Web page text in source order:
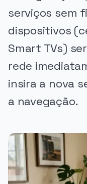
serviços sem
dispositivos
Smart TVs)
rede
insira a nova
a navegação.